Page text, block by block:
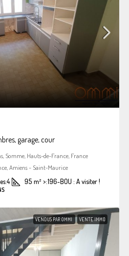
garage, cour
Somme, Hauts-de-France, France
Amiens - Saint-Maurice
4 95 m² >:196-BOU : A visiter !
VENDUS PAR OMMI VENTE IMMO